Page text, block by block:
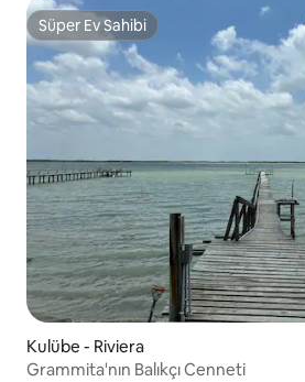
Süper Ev Sahibi
Süper Ev Sahibi
Kulübe - Riviera
Grammita'nın Balıkçı Cenneti